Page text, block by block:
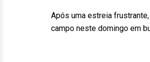
Após uma estreia
campo neste domingo em